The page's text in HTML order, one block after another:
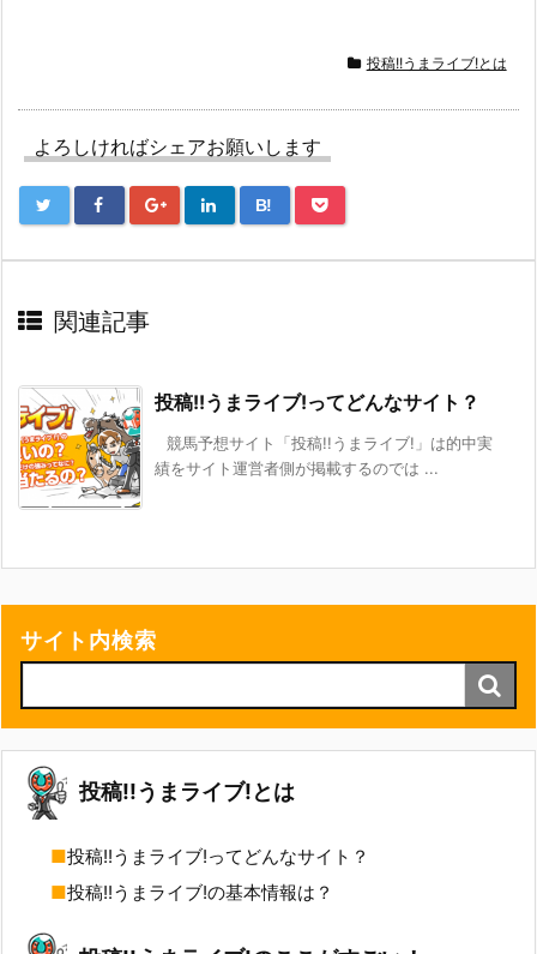
投稿!!うまライブ!とは
よろしければシェアお願いします
B!
関連記事
投稿!!うまライブ!ってどんなサイト？
競馬予想サイト「投稿!!うまライブ!」は的中実
績をサイト運営者側が掲載するのでは ...
サイト内検索
投稿!!うまライブ!とは
投稿!!うまライブ!ってどんなサイト？
投稿!!うまライブ!の基本情報は？